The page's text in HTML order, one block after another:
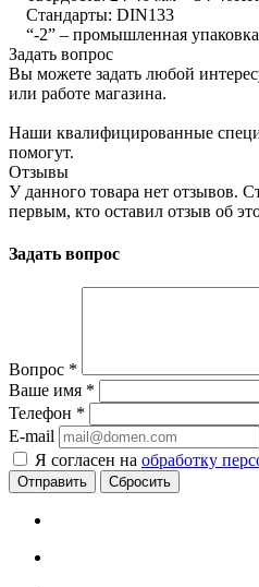
Стандарты: DIN133
“-2” – промышленная упаковка
Задать вопрос
Вы можете задать любой
или работе магазина.
Наши квалифицированные
помогут.
Отзывы
У данного товара нет отзывов.
первым, кто оставил отзыв об
Задать вопрос
Вопрос *
Ваше имя *
Телефон *
E-mail
Я согласен на обработку
Сбросить